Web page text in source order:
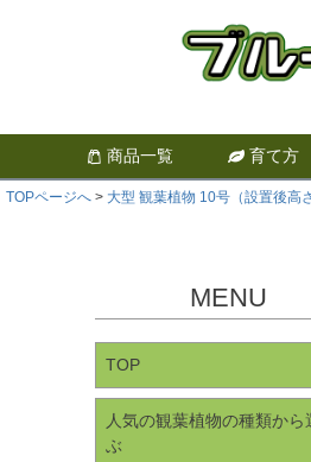
商品一覧 育て方
TOPページへ 大型 観葉植物 10号（設置後高
MENU
TOP
人気の観葉植物の種類から
ぶ